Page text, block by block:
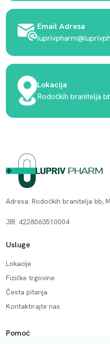
Email Adresa
Lokacija
Rodočkih branitelja
Adresa. Rodočkih branitelja bb,
JIB: 4228063510004
Usluge
Lokacije
Fizičke trgovine
Česta pitanja
Kontaktirajte nas
Pomoć